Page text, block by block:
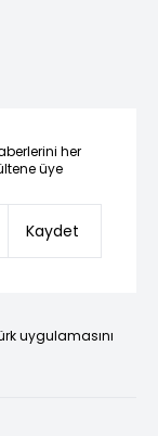
her
üye
Kaydet
uygulamasını